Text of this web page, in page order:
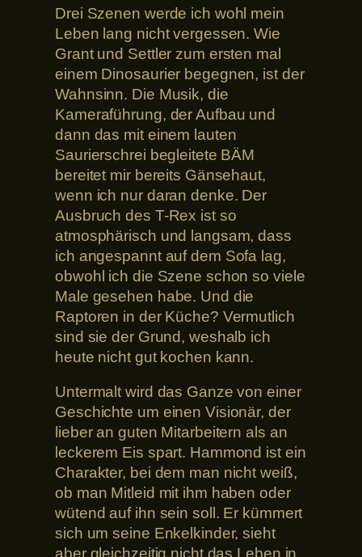
Drei Szenen werde ich wohl mein
Leben lang nicht vergessen. Wie
Grant und Settler zum ersten mal
einem Dinosaurier begegnen, ist der
Wahnsinn. Die Musik, die
Kameraführung, der Aufbau und
dann das mit einem lauten
Saurierschrei begleitete BÄM
bereitet mir bereits Gänsehaut,
wenn ich nur daran denke. Der
Ausbruch des T-Rex ist so
atmosphärisch und langsam, dass
ich angespannt auf dem Sofa lag,
obwohl ich die Szene schon so viele
Male gesehen habe. Und die
Raptoren in der Küche? Vermutlich
sind sie der Grund, weshalb ich
heute nicht gut kochen kann.
Untermalt wird das Ganze von einer
Geschichte um einen Visionär, der
lieber an guten Mitarbeitern als an
leckerem Eis spart. Hammond ist ein
Charakter, bei dem man nicht weiß,
ob man Mitleid mit ihm haben oder
wütend auf ihn sein soll. Er kümmert
sich um seine Enkelkinder, sieht
aber gleichzeitig nicht das Leben in